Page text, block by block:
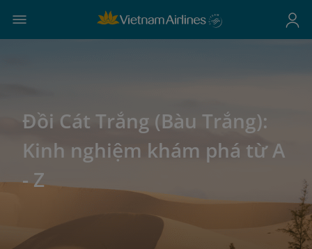
Đồi Cát Trắng (Bàu Trắng):
Kinh nghiệm khám phá từ A
- Z